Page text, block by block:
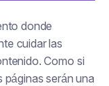
donde
cuidar las
Como si
serán una